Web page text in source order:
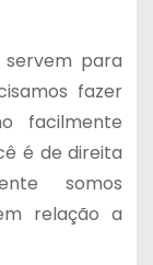
para
fazer
facilmente
é de direita
somos
relação a